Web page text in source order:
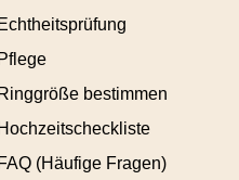
Echtheitsprüfung
Pflege
Ringgröße bestimmen
Hochzeitscheckliste
FAQ (Häufige Fragen)